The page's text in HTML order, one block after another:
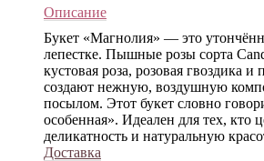
Описание
Букет «Магнолия» — это
лепестке. Пышные розы сорта
кустовая роза, розовая гвоздика
создают нежную, воздушную
посылом. Этот букет словно
особенная». Идеален для тех, кто
деликатность и натуральную
Доставка